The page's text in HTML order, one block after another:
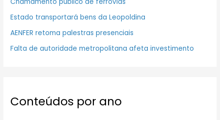
Estado transportará bens da Leopoldina
AENFER retoma palestras presenciais
Falta de autoridade metropolitana afeta investimento
Conteúdos por ano